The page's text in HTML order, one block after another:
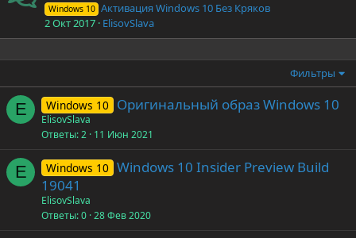
Windows 10 Активация Windows 10 Без Кряков
2 Окт 2017 ElisovSlava
Фильтры
E Windows 10 Оригинальный образ Windows 10
ElisovSlava
Ответы 2 11 Июн 2021
E Windows 10 Windows 10 Insider Preview Build
19041
ElisovSlava
Ответы 0 28 Фев 2020